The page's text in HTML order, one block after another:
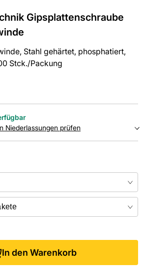
Gipsplattenschraube
Stahl gehärtet, phosphatiert,
Stck./Packung
Niederlassungen prüfen
In den Warenkorb